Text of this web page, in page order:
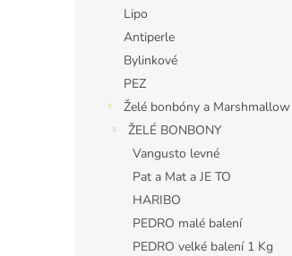
Lipo
Antiperle
Bylinkové
PEZ
Želé bonbóny a Marshmallow
ŽELÉ BONBONY
Vangusto levné
Pat a Mat a JE TO
HARIBO
PEDRO malé balení
PEDRO velké balení 1 Kg